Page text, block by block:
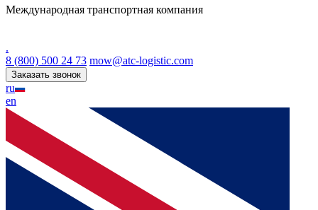
Международная транспортная компания
.
8 (800) 500 24 73 mow@atc-logistic.com
Заказать звонок
ru
en